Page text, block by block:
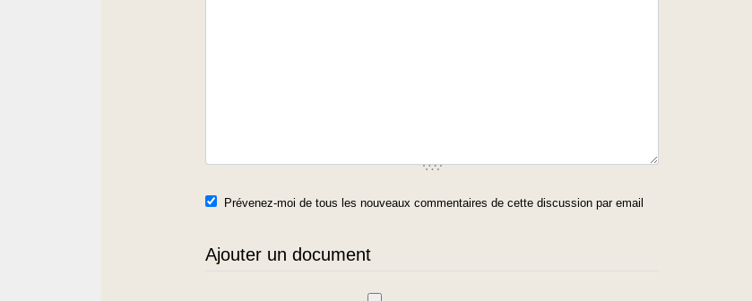
Prévenez-moi de tous les nouveaux commentaires de cette discussion par email
Ajouter un document